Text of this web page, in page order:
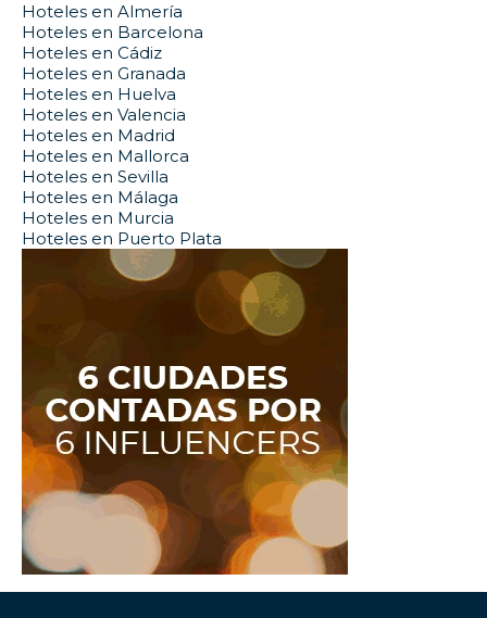
Hoteles en Almería
Hoteles en Barcelona
Hoteles en Cádiz
Hoteles en Granada
Hoteles en Huelva
Hoteles en Valencia
Hoteles en Madrid
Hoteles en Mallorca
Hoteles en Sevilla
Hoteles en Málaga
Hoteles en Murcia
Hoteles en Puerto Plata